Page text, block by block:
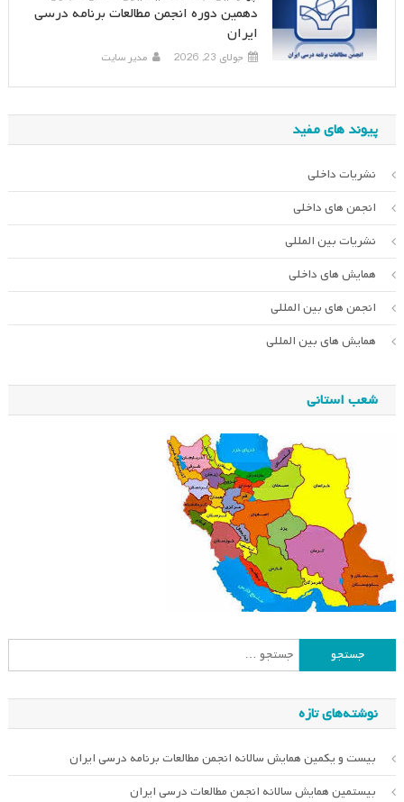
دهمین دوره انجمن مطالعات برنامه درسی
ایران
جولای 23, 2026 مدیر سایت
پیوند های مفید
نشریات داخلی
انجمن های داخلی
نشریات بین المللی
همایش های داخلی
انجمن های بین المللی
همایش های بین المللی
شعب استانی
جستجو
برای:
نوشته‌های تازه
بیست و یکمین همایش سالانه انجمن مطالعات برنامه درسی ایران
بیستمین همایش سالانه انجمن مطالعات درسی ایران